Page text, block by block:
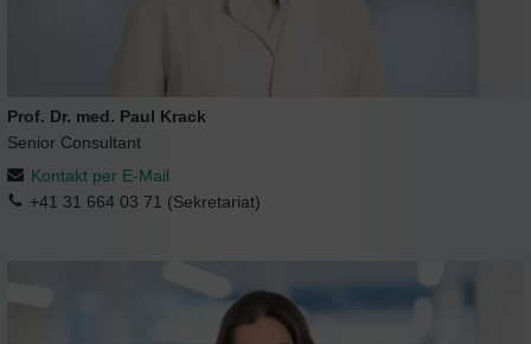
Prof. Dr. med. Paul Krack
Senior Consultant
Kontakt per E-Mail
+41 31 664 03 71 (Sekretariat)